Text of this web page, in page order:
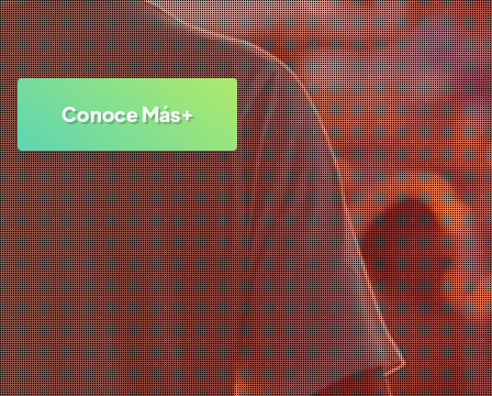
Conoce Más+